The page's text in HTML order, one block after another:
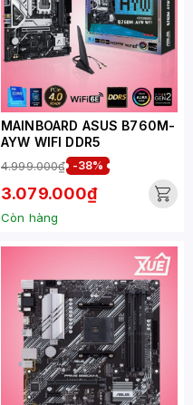
MAINBOARD ASUS B760M-
AYW WIFI DDR5
4.999.000₫ -38%
3.079.000₫
Còn hàng